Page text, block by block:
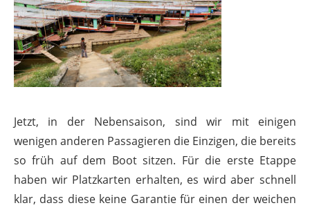
Jetzt, in der Nebensaison, sind wir mit einigen
wenigen anderen Passagieren die Einzigen, die bereits
so früh auf dem Boot sitzen. Für die erste Etappe
haben wir Platzkarten erhalten, es wird aber schnell
klar, dass diese keine Garantie für einen der weichen